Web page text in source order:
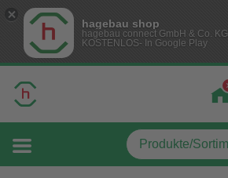
hagebau shop
hagebau connect GmbH & Co. KG
KOSTENLOS- In Google Play